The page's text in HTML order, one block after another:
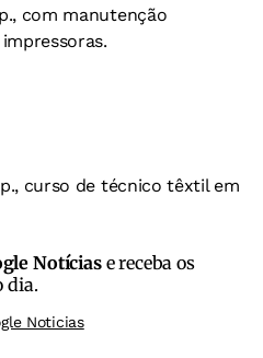
com manutenção
curso de técnico têxtil em
Notíciase receba os
dia.
Noticias